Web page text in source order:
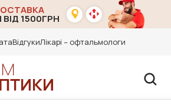
1500ГРН
ВідгукиЛікарі – офтальмологи